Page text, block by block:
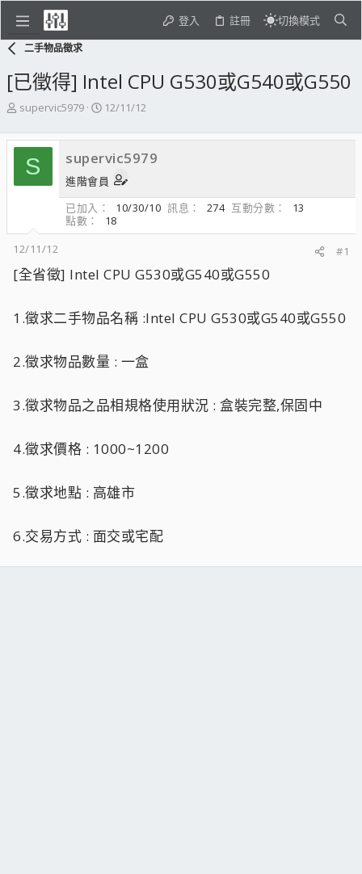
登入 註冊 切換模式
二手物品徵求
[已徵得] Intel CPU G530或G540或G550
主
發
人
supervic5979
開
日
期
12/11/12
S supervic5979
進階會員
已加入
10/30/10 訊息 274 互動分數
13
點數
18
12/11/12
#1
[全省徵] Intel CPU G530或G540或G550
1.徵求二手物品名稱 :Intel CPU G530或G540或G550
2.徵求物品數量 : 一盒
3.徵求物品之品相規格使用狀況 : 盒裝完整,保固中
4.徵求價格 : 1000~1200
5.徵求地點 : 高雄市
6.交易方式 : 面交或宅配